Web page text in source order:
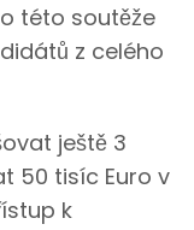
této soutěže
z celého
ještě 3
50 tisíc Euro v
k